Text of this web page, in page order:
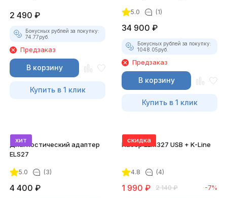
2 490 ₽
Бонусных рублей за покупку:
74.77руб.
Предзаказ
В корзину
Купить в 1 клик
5.0 (1)
34 900 ₽
Бонусных рублей за покупку:
1048.05руб.
Предзаказ
В корзину
Купить в 1 клик
хит
Диагностический адаптер
ELS27
5.0 (3)
4 400 ₽
скидка
Набор ELM327 USB + K-Line
4.8 (4)
1 990 ₽ 2 140 ₽ -7%